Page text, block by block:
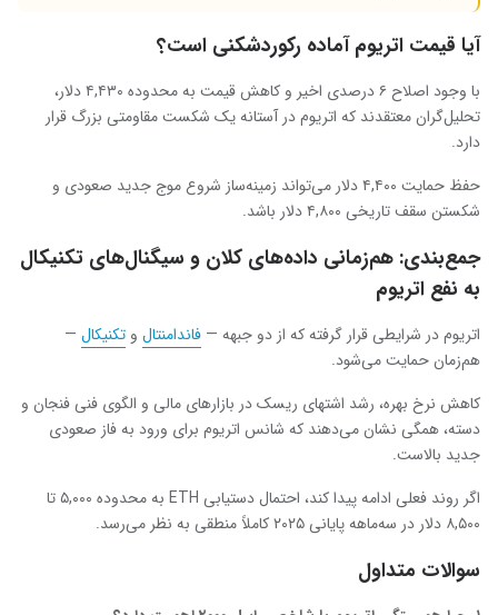
آیا قیمت اتریوم آماده رکوردشکنی است؟
با وجود اصلاح ۶ درصدی اخیر و کاهش قیمت به محدوده ۴,۴۳۰ دلار،
تحلیل‌گران معتقدند که اتریوم در آستانه یک شکست مقاومتی بزرگ قرار
دارد.
حفظ حمایت ۴,۴۰۰ دلار می‌تواند زمینه‌ساز شروع موج جدید صعودی و
شکستن سقف تاریخی ۴,۸۰۰ دلار باشد.
جمع‌بندی: هم‌زمانی داده‌های کلان و سیگنال‌های تکنیکال
به نفع اتریوم
اتریوم در شرایطی قرار گرفته که از دو جبهه — فاندامنتال و تکنیکال —
هم‌زمان حمایت می‌شود.
کاهش نرخ بهره، رشد اشتهای ریسک در بازارهای مالی و الگوی فنی فنجان و
دسته، همگی نشان می‌دهند که شانس اتریوم برای ورود به فاز صعودی
جدید بالاست.
اگر روند فعلی ادامه پیدا کند، احتمال دستیابی ETH به محدوده ۵,۰۰۰ تا
۸,۵۰۰ دلار در سه‌ماهه پایانی ۲۰۲۵ کاملاً منطقی به نظر می‌رسد.
سوالات متداول